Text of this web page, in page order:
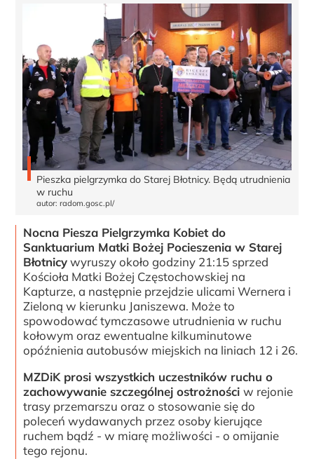
Pieszka pielgrzymka do Starej Błotnicy. Będą utrudnienia
w ruchu
autor: radom.gosc.pl/
Nocna Piesza Pielgrzymka Kobiet do
Sanktuarium Matki Bożej Pocieszenia w Starej
Błotnicywyruszy około godziny 21:15 sprzed
Kościoła Matki Bożej Częstochowskiej na
Kapturze, a następnie przejdzie ulicami Wernera i
Zieloną w kierunku Janiszewa. Może to
spowodować tymczasowe utrudnienia w ruchu
kołowym oraz ewentualne kilkuminutowe
opóźnienia autobusów miejskich na liniach 12 i 26.
MZDiK prosi wszystkich uczestników ruchu o
zachowywanie szczególnej ostrożnościw rejonie
trasy przemarszu oraz o stosowanie się do
poleceń wydawanych przez osoby kierujące
ruchem bądź - w miarę możliwości - o omijanie
tego rejonu.